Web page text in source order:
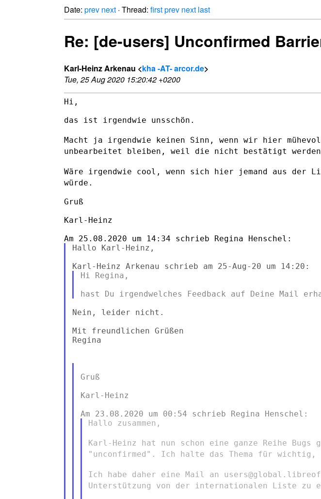
Date: prev next · Thread: firstprev next last
Re: [de-users] Unconfirmed
Karl-Heinz Arkenau <kha -AT- arcor.de>
Tue, 25 Aug 2020 15:20:42 +0200
Hi,
das ist irgendwie unsschön.
Macht ja irgendwie keinen Sinn, wenn wir hier
unbearbeitet bleiben, weil die nicht bestätigt
Wäre irgendwie cool, wenn sich hier jemand aus der
würde.
Gruß
Karl-Heinz
Hallo Karl-Heinz,
Hi Regina,
Nein, leider nicht.
Mit freundlichen Grüßen
Regina
Gruß
Karl-Heinz
Hallo zusammen,
Karl-Heinz hat nun schon eine ganze Reihe Bugs
"unconfirmed". Ich halte das Thema für wichtig,
Ich habe daher eine Mail an
Unterstützung von der internationalen Liste zu